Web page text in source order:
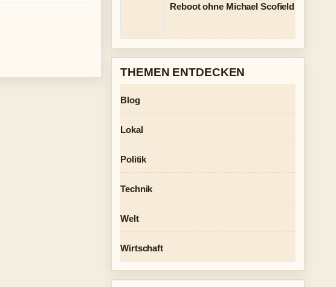
Reboot ohne Michael Scofield
THEMEN ENTDECKEN
Blog
Lokal
Politik
Technik
Welt
Wirtschaft